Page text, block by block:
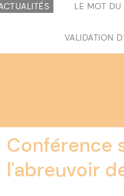
LE MOT DU
VALIDATION
Conférence
l'abreuvoir